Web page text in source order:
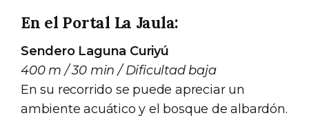
En el Portal La Jaula:
Sendero Laguna Curiyú
400 m / 30 min / Dificultad baja
En su recorrido se puede apreciar un
ambiente acuático y el bosque de albardón.